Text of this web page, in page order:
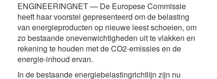
ENGINEERINGNET — De Europese Commissie
heeft haar voorstel gepresenteerd om de belasting
van energieproducten op nieuwe leest schoeien, om
zo bestaande onevenwichtigheden uit te vlakken en
rekening te houden met de CO2-emissies en de
energie-inhoud ervan.
In de bestaande energiebelastingrichtlijn zijn nu